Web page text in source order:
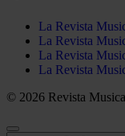
La Revista
La Revista
La Revista
La Revista
© 2026 Revista